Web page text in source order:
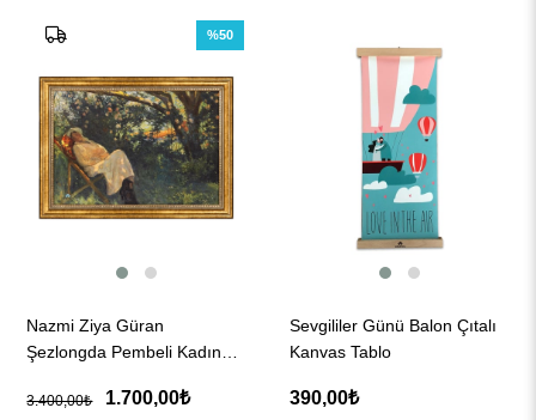
Nazmi Ziya Güran
Şezlongda Pembeli Kadın
1.700,00₺
3.400,00₺
%50
Sevgililer Günü Balon Çıtalı
Kanvas Tablo
390,00₺